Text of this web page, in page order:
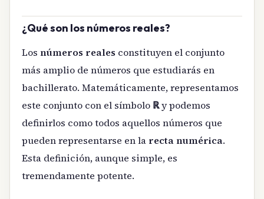
¿Qué son los números reales?
Los números reales constituyen el conjunto
más amplio de números que estudiarás en
bachillerato. Matemáticamente, representamos
este conjunto con el símbolo ℝy podemos
definirlos como todos aquellos números que
pueden representarse en la recta numérica.
Esta definición, aunque simple, es
tremendamente potente.